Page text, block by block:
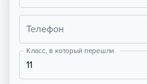
Телефон
Класс, в который перешли
11